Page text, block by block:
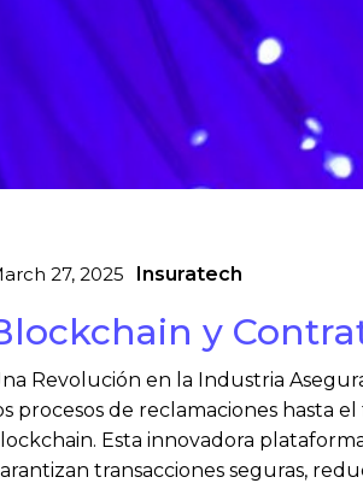
27, 2025 Insuratech
y
Revolución en la Industria
procesos de reclamaciones hasta
Esta innovadora
transacciones seguras,